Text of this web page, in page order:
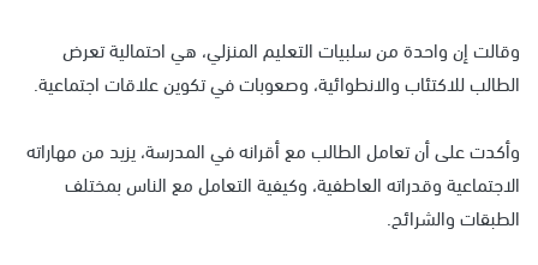
وقالت إن واحدة من سلبيات التعليم المنزلي، هي احتمالية تعرض
الطالب للاكتئاب والانطوائية، وصعوبات في تكوين علاقات اجتماعية.
وأكدت على أن تعامل الطالب مع أقرانه في المدرسة، يزيد من مهاراته
الاجتماعية وقدراته العاطفية، وكيفية التعامل مع الناس بمختلف
الطبقات والشرائح.